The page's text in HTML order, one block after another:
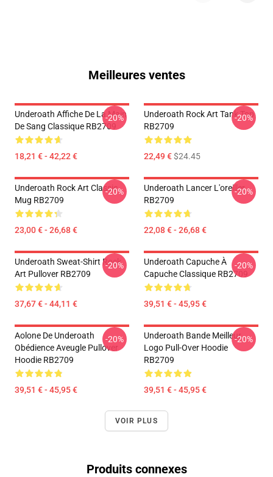
Meilleures ventes
Underoath Affiche De La Main
De Sang Classique RB2709
18,21 € - 42,22 €
-20%
Underoath Rock Art Tank Top
RB2709
22,49 €$24.45
-20%
Underoath Rock Art Classic
Mug RB2709
23,00 € - 26,68 €
-20%
Underoath Lancer L'oreiller
RB2709
22,08 € - 26,68 €
-20%
Underoath Sweat-Shirt Rock
Art Pullover RB2709
37,67 € - 44,11 €
-20%
Underoath Capuche À
Capuche Classique RB2709
39,51 € - 45,95 €
-20%
Aolone De Underoath
Obédience Aveugle Pullover
Hoodie RB2709
39,51 € - 45,95 €
-20%
Underoath Bande Meilleur
Logo Pull-Over Hoodie
RB2709
39,51 € - 45,95 €
-20%
VOIR PLUS
Produits connexes